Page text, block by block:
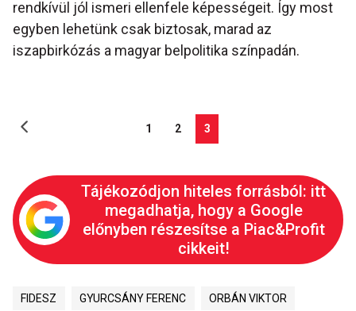
rendkívül jól ismeri ellenfele képességeit. Így most
egyben lehetünk csak biztosak, marad az
iszapbirkózás a magyar belpolitika színpadán.
1 2 3
Tájékozódjon hiteles forrásból: itt
megadhatja, hogy a Google
előnyben részesítse a Piac&Profit
cikkeit!
FIDESZ GYURCSÁNY FERENC ORBÁN VIKTOR